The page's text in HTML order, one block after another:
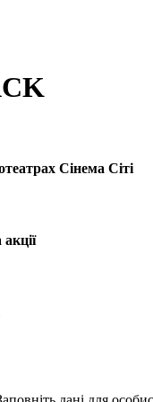
Сінема Сіті